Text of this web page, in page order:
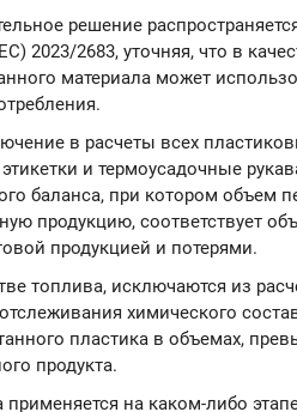
решение
2023/2683, уточняя, что в
материала может
в расчеты всех
и термоусадочные
баланса, при котором объем
продукцию, соответствует
продукцией и потерями.
топлива, исключаются из
химического
пластика в объемах,
продукта.
на каком-либо